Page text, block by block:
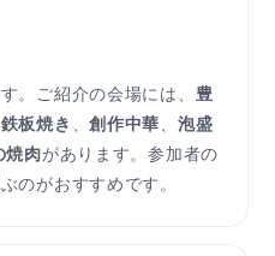
。ご紹介の会場には、 豊
鉄板焼き 、創作中華
泡盛
焼肉 があります。参加者の
のがおすすめです。